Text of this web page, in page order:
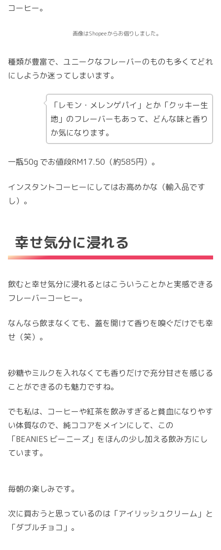
コーヒー。
画像はShopeeからお借りしました。
種類が豊富で、ユニークなフレーバーのものも多くてどれ
にしようか迷ってしまいます。
「レモン・メレンゲパイ」とか「クッキー生
地」のフレーバーもあって、どんな味と香り
か気になります。
一瓶50g でお値段RM17.50（約585円）。
インスタントコーヒーにしてはお高めかな（輸入品です
し）。
幸せ気分に浸れる
飲むと幸せ気分に浸れるとはこういうことかと実感できる
フレーバーコーヒー。
なんなら飲まなくても、蓋を開けて香りを嗅ぐだけでも幸
せ（笑）。
砂糖やミルクを入れなくても香りだけで充分甘さを感じる
ことができるのも魅力ですね。
でも私は、コーヒーや紅茶を飲みすぎると貧血になりやす
い体質なので、純ココアをメインにして、この
「BEANIES ビーニーズ」をほんの少し加える飲み方にし
ています。
毎朝の楽しみです。
次に買おうと思っているのは「アイリッシュクリーム」と
「ダブルチョコ」。